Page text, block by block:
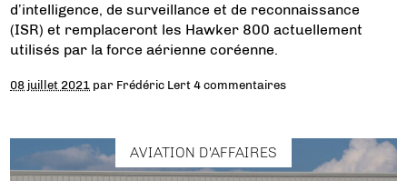
d’intelligence, de surveillance et de reconnaissance
(ISR) et remplaceront les Hawker 800 actuellement
utilisés par la force aérienne coréenne.
08 juillet 2021 par Frédéric Lert 4 commentaires
AVIATION D'AFFAIRES